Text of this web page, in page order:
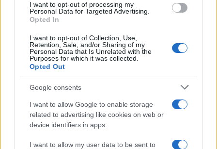
I want to opt-out of processing my
Personal Data for Targeted Advertising.
Opted In
I want to opt-out of Collection, Use,
Retention, Sale, and/or Sharing of my
Personal Data that Is Unrelated with the
Purposes for which it was collected.
Opted Out
Google consents
I want to allow Google to enable storage
related to advertising like cookies on web or
device identifiers in apps.
I want to allow my user data to be sent to